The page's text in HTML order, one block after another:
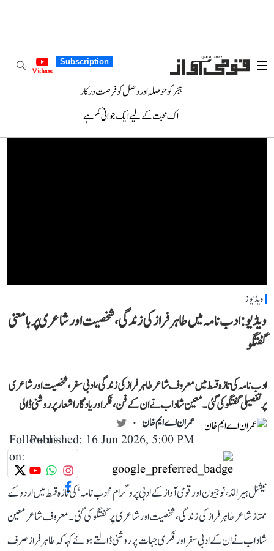
Subscription
Videos
ہجر کو حوصلہ اور وصل کو فرصت درکار
اک محبت کے لیے ایک جوانی کم ہے
ویڈیوز
ویڈیو: ادب نامہ میں طاہر فراز کی زندگی، شخصیت اور شاعری پر بامعنی
گفتگو
ادب نامہ کی تازہ قسط میں معروف شاعر طاہر فراز کی زندگی، ادبی سفر، شخصیت اور شاعری
پر تفصیلی گفتگو کی گئی۔ معین شاداب نے ان کے فن، فکر اور یادگار اشعار پر روشنی ڈالی
عمران اے ایم خان
Published: 16 Jun 2026, 5:00 PM
Follow us
on:
نیشنل ہیرالڈ، نوجیون اور قومی آواز کے ادبی پروگرام ’ادب نامہ‘ کی تازہ قسط میں اردو کے
ممتاز شاعر طاہر فراز کی زندگی، شخصیت اور شاعری پر گفتگو کی گئی۔ معروف شاعر معین
شاداب نے ان کے ادبی سفر اور فکری جہات پر روشنی ڈالتے ہوئے کہا کہ طاہر فراز صرف